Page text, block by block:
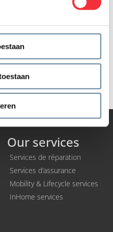
Our services
Services de réparation
Services d’assurance
Mobility & Lifecycle services
InHome services